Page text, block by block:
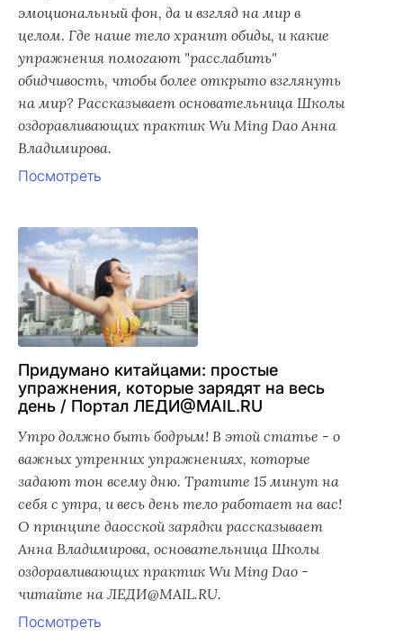
эмоциональный фон, да и взгляд на мир в
целом. Где наше тело хранит обиды, и какие
упражнения помогают "расслабить"
обидчивость, чтобы более открыто взглянуть
на мир? Рассказывает основательница Школы
оздоравливающих практик Wu Ming Dao Анна
Владимирова.
Посмотреть
Придумано китайцами: простые
упражнения, которые зарядят на весь
день / Портал ЛЕДИ@MAIL.RU
Утро должно быть бодрым! В этой статье - о
важных утренних упражнениях, которые
задают тон всему дню. Тратите 15 минут на
себя с утра, и весь день тело работает на вас!
О принципе даосской зарядки рассказывает
Анна Владимирова, основательница Школы
оздоравливающих практик Wu Ming Dao -
читайте на ЛЕДИ@MAIL.RU.
Посмотреть